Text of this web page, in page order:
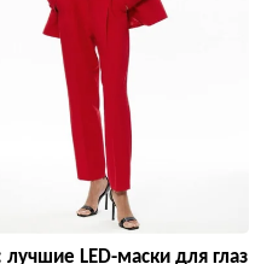
LED-маски для глаз